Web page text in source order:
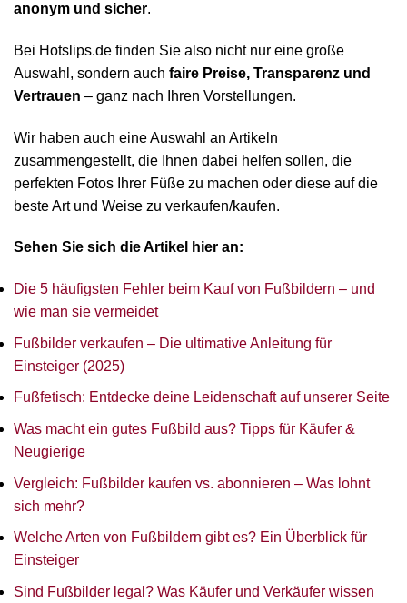
anonym und sicher.
Bei Hotslips.de finden Sie also nicht nur eine große
Auswahl, sondern auch faire Preise, Transparenz und
Vertrauen – ganz nach Ihren Vorstellungen.
Wir haben auch eine Auswahl an Artikeln
zusammengestellt, die Ihnen dabei helfen sollen, die
perfekten Fotos Ihrer Füße zu machen oder diese auf die
beste Art und Weise zu verkaufen/kaufen.
Sehen Sie sich die Artikel hier an:
Die 5 häufigsten Fehler beim Kauf von Fußbildern – und
wie man sie vermeidet
Fußbilder verkaufen – Die ultimative Anleitung für
Einsteiger (2025)
Fußfetisch: Entdecke deine Leidenschaft auf unserer Seite
Was macht ein gutes Fußbild aus? Tipps für Käufer &
Neugierige
Vergleich: Fußbilder kaufen vs. abonnieren – Was lohnt
sich mehr?
Welche Arten von Fußbildern gibt es? Ein Überblick für
Einsteiger
Sind Fußbilder legal? Was Käufer und Verkäufer wissen